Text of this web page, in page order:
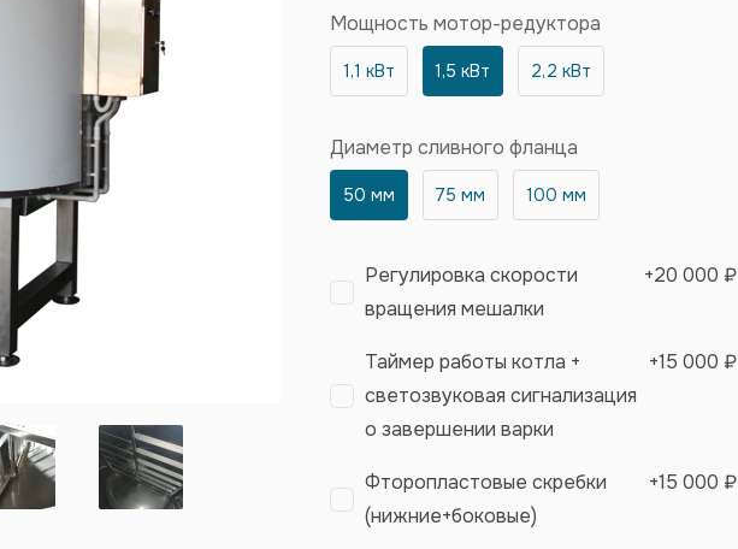
Мощность мотор-редуктора
1,1 кВт 1,5 кВт 2,2 кВт
Диаметр сливного фланца
50 мм 75 мм 100 мм
Регулировка скорости
вращения мешалки
+20 000 ₽
Таймер работы котла +
светозвуковая сигнализация
о завершении варки
+15 000 ₽
Фторопластовые скребки
(нижние+боковые)
+15 000 ₽